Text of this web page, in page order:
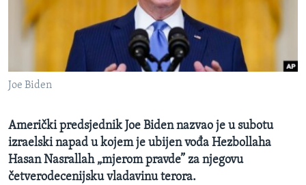
MAGAZIN
O GLASU AMERIKE
Learning English
Jezici
Joe Biden
Američki predsjednik Joe Biden nazvao je u subotu
izraelski napad u kojem je ubijen vođa Hezbollaha
Hasan Nasrallah „mjerom pravde” za njegovu
četverodecenijsku vladavinu terora.